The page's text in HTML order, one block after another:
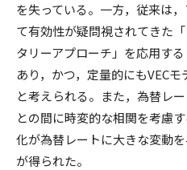
を失っている。一方，従来は
て有効性が疑問視されてきた
タリーアプローチ」を応用す
あり，かつ，定量的にもVEC
と考えられる。また，為替レ
との間に時変的な相関を考慮
化が為替レートに大きな変動
が得られた。